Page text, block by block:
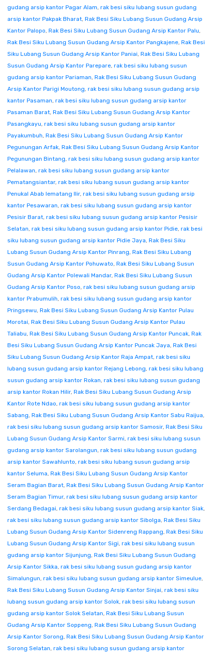
gudang arsip kantor Pagar Alam, rak besi siku lubang susun gudang
arsip kantor Pakpak Bharat, Rak Besi Siku Lubang Susun Gudang Arsip
Kantor Palopo, Rak Besi Siku Lubang Susun Gudang Arsip Kantor Palu,
Rak Besi Siku Lubang Susun Gudang Arsip Kantor Pangkajene, Rak Besi
Siku Lubang Susun Gudang Arsip Kantor Paniai, Rak Besi Siku Lubang
Susun Gudang Arsip Kantor Parepare, rak besi siku lubang susun
gudang arsip kantor Pariaman, Rak Besi Siku Lubang Susun Gudang
Arsip Kantor Parigi Moutong, rak besi siku lubang susun gudang arsip
kantor Pasaman, rak besi siku lubang susun gudang arsip kantor
Pasaman Barat, Rak Besi Siku Lubang Susun Gudang Arsip Kantor
Pasangkayu, rak besi siku lubang susun gudang arsip kantor
Payakumbuh, Rak Besi Siku Lubang Susun Gudang Arsip Kantor
Pegunungan Arfak, Rak Besi Siku Lubang Susun Gudang Arsip Kantor
Pegunungan Bintang, rak besi siku lubang susun gudang arsip kantor
Pelalawan, rak besi siku lubang susun gudang arsip kantor
Pematangsiantar, rak besi siku lubang susun gudang arsip kantor
Penukal Abab lematang Ilir, rak besi siku lubang susun gudang arsip
kantor Pesawaran, rak besi siku lubang susun gudang arsip kantor
Pesisir Barat, rak besi siku lubang susun gudang arsip kantor Pesisir
Selatan, rak besi siku lubang susun gudang arsip kantor Pidie, rak besi
siku lubang susun gudang arsip kantor Pidie Jaya, Rak Besi Siku
Lubang Susun Gudang Arsip Kantor Pinrang, Rak Besi Siku Lubang
Susun Gudang Arsip Kantor Pohuwato, Rak Besi Siku Lubang Susun
Gudang Arsip Kantor Polewali Mandar, Rak Besi Siku Lubang Susun
Gudang Arsip Kantor Poso, rak besi siku lubang susun gudang arsip
kantor Prabumulih, rak besi siku lubang susun gudang arsip kantor
Pringsewu, Rak Besi Siku Lubang Susun Gudang Arsip Kantor Pulau
Morotai, Rak Besi Siku Lubang Susun Gudang Arsip Kantor Pulau
Taliabu, Rak Besi Siku Lubang Susun Gudang Arsip Kantor Puncak, Rak
Besi Siku Lubang Susun Gudang Arsip Kantor Puncak Jaya, Rak Besi
Siku Lubang Susun Gudang Arsip Kantor Raja Ampat, rak besi siku
lubang susun gudang arsip kantor Rejang Lebong, rak besi siku lubang
susun gudang arsip kantor Rokan, rak besi siku lubang susun gudang
arsip kantor Rokan Hilir, Rak Besi Siku Lubang Susun Gudang Arsip
Kantor Rote Ndao, rak besi siku lubang susun gudang arsip kantor
Sabang, Rak Besi Siku Lubang Susun Gudang Arsip Kantor Sabu Raijua,
rak besi siku lubang susun gudang arsip kantor Samosir, Rak Besi Siku
Lubang Susun Gudang Arsip Kantor Sarmi, rak besi siku lubang susun
gudang arsip kantor Sarolangun, rak besi siku lubang susun gudang
arsip kantor Sawahlunto, rak besi siku lubang susun gudang arsip
kantor Seluma, Rak Besi Siku Lubang Susun Gudang Arsip Kantor
Seram Bagian Barat, Rak Besi Siku Lubang Susun Gudang Arsip Kantor
Seram Bagian Timur, rak besi siku lubang susun gudang arsip kantor
Serdang Bedagai, rak besi siku lubang susun gudang arsip kantor Siak,
rak besi siku lubang susun gudang arsip kantor Sibolga, Rak Besi Siku
Lubang Susun Gudang Arsip Kantor Sidenreng Rappang, Rak Besi Siku
Lubang Susun Gudang Arsip Kantor Sigi, rak besi siku lubang susun
gudang arsip kantor Sijunjung, Rak Besi Siku Lubang Susun Gudang
Arsip Kantor Sikka, rak besi siku lubang susun gudang arsip kantor
Simalungun, rak besi siku lubang susun gudang arsip kantor Simeulue,
Rak Besi Siku Lubang Susun Gudang Arsip Kantor Sinjai, rak besi siku
lubang susun gudang arsip kantor Solok, rak besi siku lubang susun
gudang arsip kantor Solok Selatan, Rak Besi Siku Lubang Susun
Gudang Arsip Kantor Soppeng, Rak Besi Siku Lubang Susun Gudang
Arsip Kantor Sorong, Rak Besi Siku Lubang Susun Gudang Arsip Kantor
Sorong Selatan, rak besi siku lubang susun gudang arsip kantor